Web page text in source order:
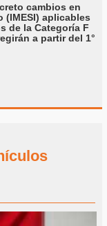
cambios en
(IMESI) aplicables
de la Categoría F
a partir del 1°